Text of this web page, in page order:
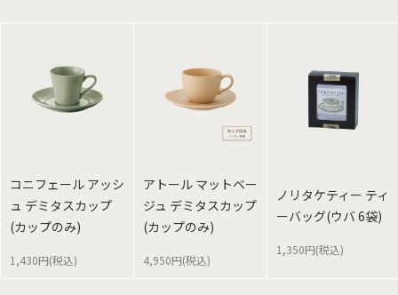
コニフェール アッシ
ュ デミタスカップ
(カップのみ)
1,430円(税込)
アトール マットベー
ジュ デミタスカップ
(カップのみ)
4,950円(税込)
ノリタケティー ティ
ーバッグ(ウバ 6袋)
1,350円(税込)